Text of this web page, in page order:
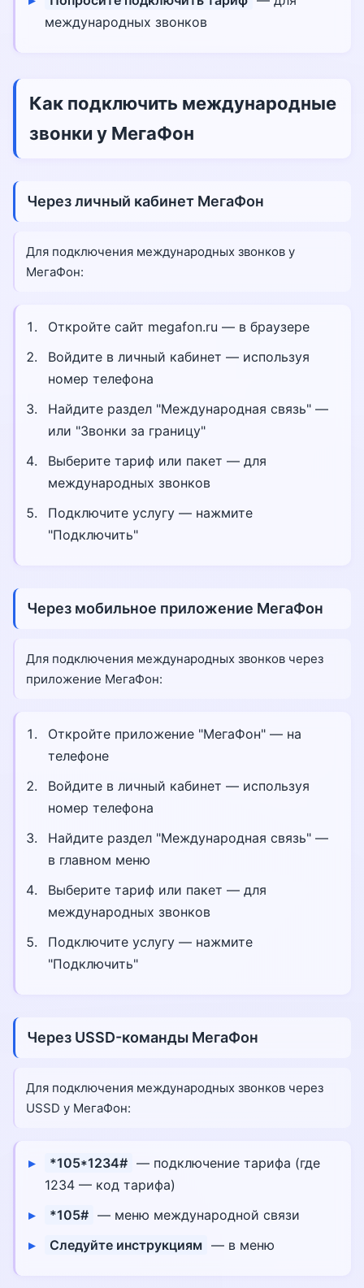
международных звонков
Как подключить международные
звонки у МегаФон
Через личный кабинет МегаФон
Для подключения международных звонков у
МегаФон:
Откройте сайт megafon.ru — в браузере
Войдите в личный кабинет — используя
номер телефона
Найдите раздел "Международная связь" —
или "Звонки за границу"
Выберите тариф или пакет — для
международных звонков
Подключите услугу — нажмите
"Подключить"
Через мобильное приложение МегаФон
Для подключения международных звонков через
приложение МегаФон:
Откройте приложение "МегаФон" — на
телефоне
Войдите в личный кабинет — используя
номер телефона
Найдите раздел "Международная связь" —
в главном меню
Выберите тариф или пакет — для
международных звонков
Подключите услугу — нажмите
"Подключить"
Через USSD-команды МегаФон
Для подключения международных звонков через
USSD у МегаФон:
*105*1234# — подключение тарифа (где
1234 — код тарифа)
*105# — меню международной связи
Следуйте инструкциям — в меню